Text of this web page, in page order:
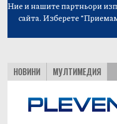
Ние и нашите партньори
сайта. Изберете
НОВИНИ МУЛТИМЕДИЯ